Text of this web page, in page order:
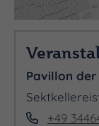
Wählt eure
Pavillon
+49